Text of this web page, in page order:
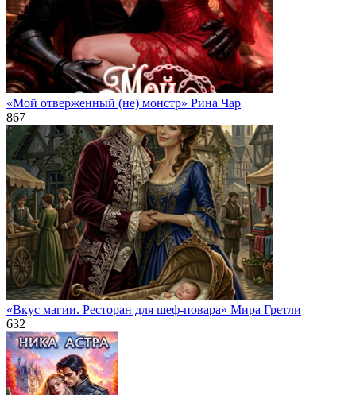
«Мой отверженный (не) монстр» Рина Чар
867
«Вкус магии. Ресторан для шеф-повара» Мира Гретли
632